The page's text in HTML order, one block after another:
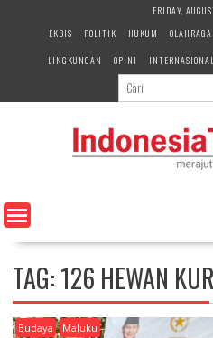
e
n
FRIDAY,
EKBIS
POLITIK HUKUM OLAHRAGA
LINGKUNGAN
OPINI INTERNASIONAL
TAG:126 HEWAN
Budaya Maluku